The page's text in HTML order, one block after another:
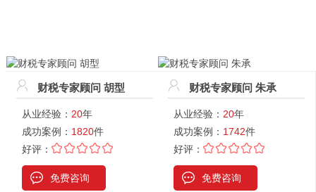
财税专家顾问 胡型
从业经验： 20年
成功案例： 1820件
好评：
免费咨询
财税专家顾问 朱承
从业经验： 20年
成功案例： 1742件
好评：
免费咨询